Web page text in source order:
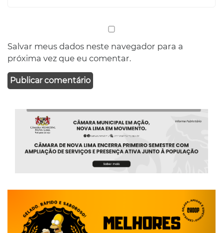
Salvar meus dados neste navegador para a
próxima vez que eu comentar.